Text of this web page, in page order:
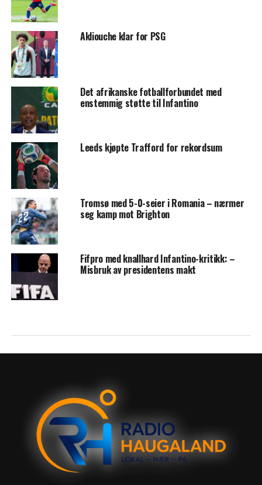
Akliouche klar for PSG
Det afrikanske fotballforbundet med
enstemmig støtte til Infantino
Leeds kjøpte Trafford for rekordsum
Tromsø med 5-0-seier i Romania – nærmer
seg kamp mot Brighton
Fifpro med knallhard Infantino-kritikk: –
Misbruk av presidentens makt